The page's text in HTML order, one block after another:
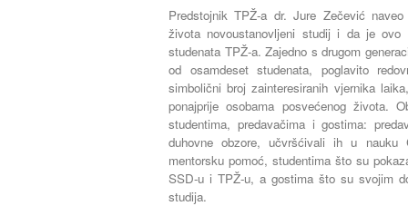
Predstojnik TPŽ-a dr. Jure Zečević
života novoustanovljeni studij i da je ovo
studenata TPŽ-a. Zajedno s drugom
od osamdeset studenata, poglavito
simbolični broj zainteresiranih vjernika
ponajprije osobama posvećenog života.
studentima, predavačima i gostima:
duhovne obzore, učvršćivali ih u nauku
mentorsku pomoć, studentima što su
SSD-u i TPŽ-u, a gostima što su svojim
studija.